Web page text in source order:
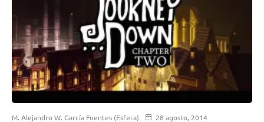
M. Alejandro W. García Fuentes (Esfera)
28 agosto, 2014